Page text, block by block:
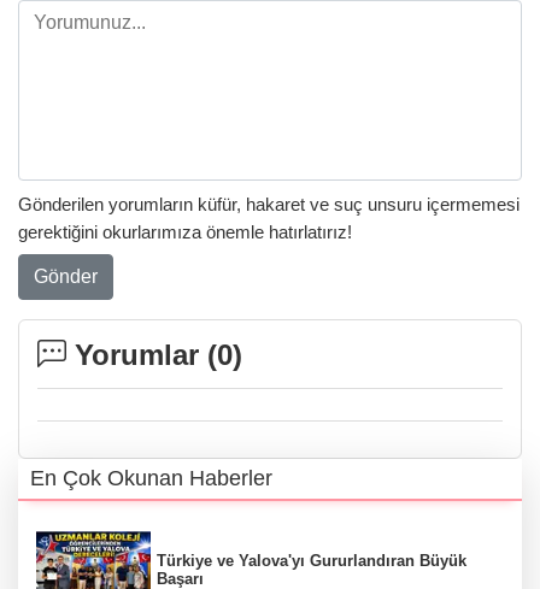
Gönderilen yorumların küfür, hakaret ve suç unsuru içermemesi
gerektiğini okurlarımıza önemle hatırlatırız!
Gönder
Yorumlar (0)
En Çok Okunan Haberler
Türkiye ve Yalova'yı Gururlandıran Büyük
Başarı